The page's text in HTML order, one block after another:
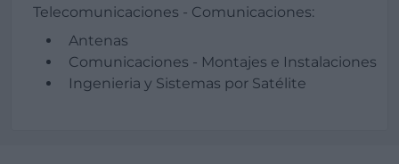
Telecomunicaciones - Comunicaciones:
Antenas
Comunicaciones - Montajes e Instalaciones
Ingenieria y Sistemas por Satélite